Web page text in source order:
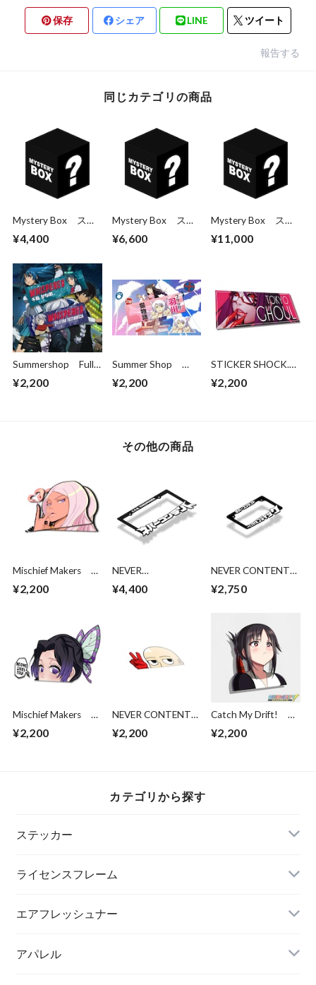
保存 シェア LINE ツイート
報告する
同じカテゴリの商品
Mystery Box ステ
ッカー3枚パック
¥4,400
Mystery Box ステ
ッカー5枚パック
¥6,600
Mystery Box ステ
ッカー10枚パック
¥11,000
Summershop Full
Metal Panic テレ
サテスタロッサ or
¥2,200
Summer Shop
Monogatari Black
Hanekawa Slaps
¥2,200
STICKER SHOCK.
ON LINE Tokio
ghoul girl
¥2,200
その他の商品
Mischief Makers ヒ
PARTIAL HOLO!
¥2,200
NEVER
YOKOHAMA V2 ラ
¥4,400
NEVER CONTENT
バイク用ライセンス
¥2,750
Mischief Makers
No one likes you DS
peeker
¥2,200
NEVER CONTENT
Peeking Saitama
¥2,200
Catch My Drift!
Kaguya Pout
¥2,200
カテゴリから探す
ステッカー
ライセンスフレーム
エアフレッシュナー
アパレル